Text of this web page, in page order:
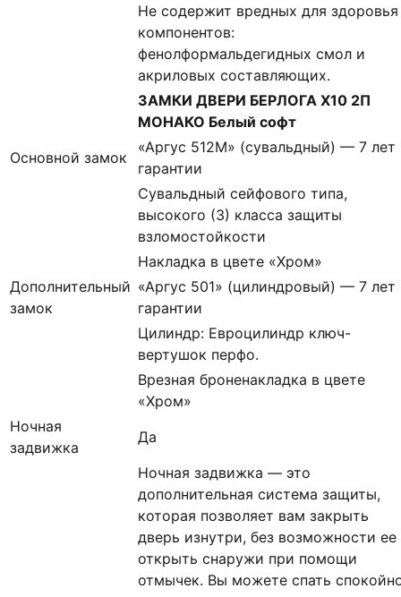
Не содержит вредных для здоровья
компонентов:
фенолформальдегидных смол и
акриловых составляющих.
ЗАМКИ ДВЕРИ БЕРЛОГА Х10 2П
МОНАКО Белый софт
Основной замок
«Аргус 512М» (сувальдный) — 7 лет
гарантии
Сувальдный сейфового типа,
высокого (3) класса защиты
взломостойкости
Накладка в цвете «Хром»
Дополнительный
замок
«Аргус 501» (цилиндровый) — 7 лет
гарантии
Цилиндр: Евроцилиндр ключ-
вертушок перфо.
Врезная броненакладка в цвете
«Хром»
Ночная
задвижка
Да
Ночная задвижка — это
дополнительная система защиты,
которая позволяет вам закрыть
дверь изнутри, без возможности ее
открыть снаружи при помощи
отмычек. Вы можете спать